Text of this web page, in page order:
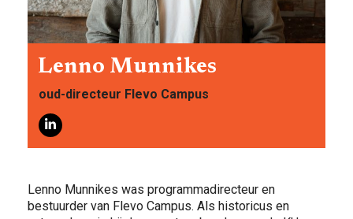
VOOR WIE
Lenno Munnikes
oud-directeur Flevo Campus
Lenno Munnikes was programmadirecteur en
bestuurder van Flevo Campus. Als historicus en